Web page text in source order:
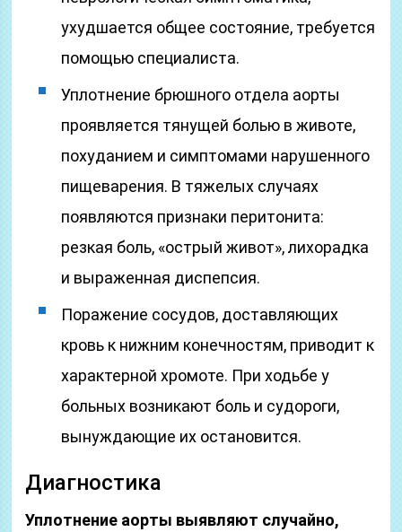
ухудшается общее состояние, требуется
помощью специалиста.
Уплотнение брюшного отдела аорты
проявляется тянущей болью в животе,
похуданием и симптомами нарушенного
пищеварения. В тяжелых случаях
появляются признаки перитонита:
резкая боль, «острый живот», лихорадка
и выраженная диспепсия.
Поражение сосудов, доставляющих
кровь к нижним конечностям, приводит к
характерной хромоте. При ходьбе у
больных возникают боль и судороги,
вынуждающие их остановится.
Диагностика
Уплотнение аорты выявляют случайно,